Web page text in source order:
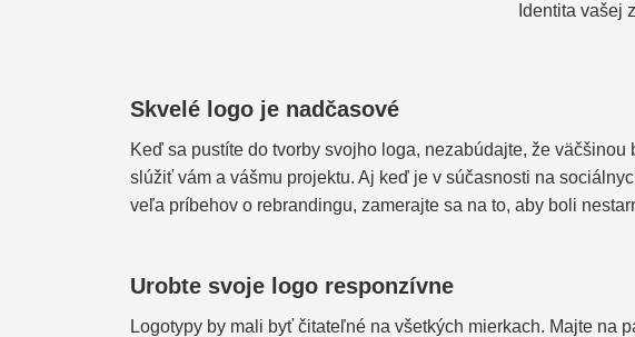
Identita vašej
Skvelé logo je nadčasové
Keď sa pustíte do tvorby svojho loga, nezabúdajte, že väčšinou
slúžiť vám a vášmu projektu. Aj keď je v súčasnosti na
veľa príbehov o rebrandingu, zamerajte sa na to, aby boli
Urobte svoje logo responzívne
Logotypy by mali byť čitateľné na všetkých mierkach. Majte na